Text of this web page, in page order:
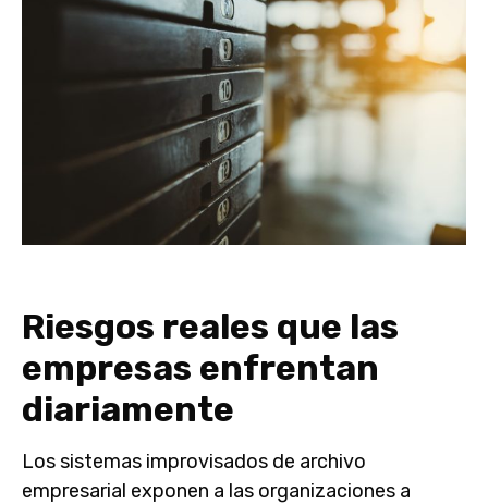
Riesgos reales que las
empresas enfrentan
diariamente
Los sistemas improvisados de archivo
empresarial exponen a las organizaciones a